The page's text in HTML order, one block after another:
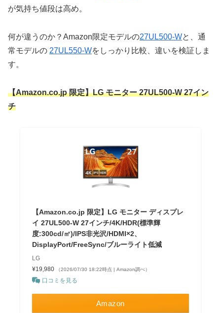
が気持ち値段は高め。
何が違うのか？Amazon限定モデルの27UL500-Wと、通
常モデルの 27UL550-Wをしっかり比較、違いを検証しま
す。
【Amazon.co.jp 限定】LG モニター 27UL500-W 27イン
チ
【Amazon.co.jp 限定】LG モニター ディスプレ
イ 27UL500-W 27インチ/4K/HDR(標準輝
度:300cd/㎡)/IPS非光沢/HDMI×2、
DisplayPort/FreeSync/ブルーライト低減
LG
¥19,980
（2026/07/30 18:22時点 | Amazon調べ）
口コミを見る
Amazon